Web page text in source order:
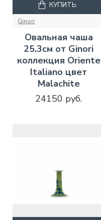
Ginori
Овальная чаша
25.3см от Ginori
коллекция Oriente
Italiano цвет
Malachite
24150 руб.
КУПИТЬ